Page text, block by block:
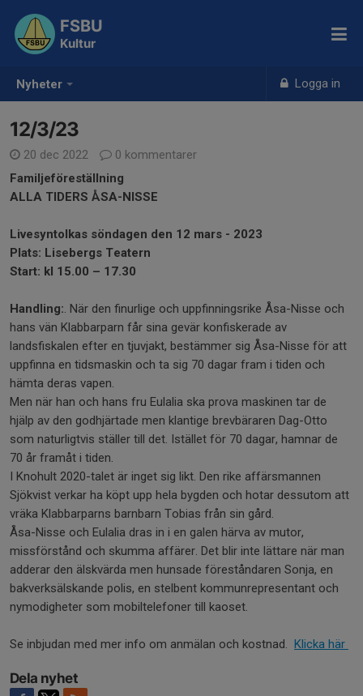
Nyheter Logga in
FSBU
Kultur
12/3/23
20 dec 2022
0 kommentarer
Familjeföreställning
ALLA TIDERS ÅSA-NISSE
Livesyntolkas söndagen den 12 mars - 2023
Plats: Lisebergs Teatern
Start: kl 15.00 – 17.30
Handling:. När den finurlige och uppfinningsrike Åsa-Nisse och
hans vän Klabbarparn får sina gevär konfiskerade av
landsfiskalen efter en tjuvjakt, bestämmer sig Åsa-Nisse för att
uppfinna en tidsmaskin och ta sig 70 dagar fram i tiden och
hämta deras vapen.
Men när han och hans fru Eulalia ska prova maskinen tar de
hjälp av den godhjärtade men klantige brevbäraren Dag-Otto
som naturligtvis ställer till det. Istället för 70 dagar, hamnar de
70 år framåt i tiden.
I Knohult 2020-talet är inget sig likt. Den rike affärsmannen
Sjökvist verkar ha köpt upp hela bygden och hotar dessutom att
vräka Klabbarparns barnbarn Tobias från sin gård.
Åsa-Nisse och Eulalia dras in i en galen härva av mutor,
missförstånd och skumma affärer. Det blir inte lättare när man
adderar den älskvärda men hunsade föreståndaren Sonja, en
bakverksälskande polis, en stelbent kommunrepresentant och
nymodigheter som mobiltelefoner till kaoset.
Se inbjudan med mer info om anmälan och kostnad. Klicka här
Dela nyhet